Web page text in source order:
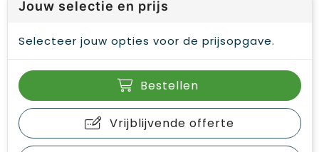
Jouw selectie en prijs
Selecteer jouw opties voor de prijsopgave.
Bestellen
Vrijblijvende offerte